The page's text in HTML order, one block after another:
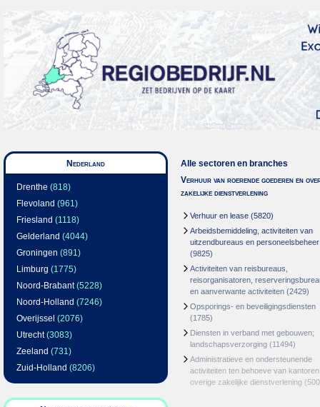
Nederland
Drenthe (818)
Flevoland (961)
Friesland (1118)
Gelderland (4044)
Groningen (891)
Limburg (1775)
Noord-Brabant(5228)
Noord-Holland (7246)
Overijssel (2076)
Utrecht(3083)
Zeeland (731)
Zuid-Holland (8206)
Alle sectoren en branches
Verhuur van roerende goederen en
zakelijke dienstverlening
Verhuur en lease (5820)
Arbeidsbemiddeling, activiteiten van
uitzendbureaus en personeelsbeheer
(9825)
Activiteiten van reisbureaus,
reisorganisatoren,
en aanverwante activiteiten (2429)
Opsporings- en beveiligingsdiensten
(1785)
Diensten in verband met gebouwen;
landschapsverzorging (11494)
Administratieve en ondersteunende
activiteiten ten behoeve van
overige zakelijke dienstverlening